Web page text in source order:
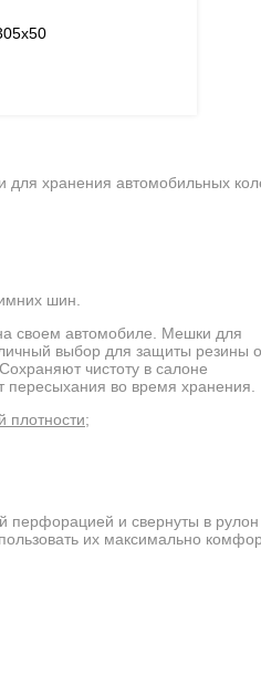
для хранения автомобильных
шин.
своем автомобиле. Мешки для
выбор для защиты резины
чистоту в салоне
во время хранения.
плотности;
перфорацией и свернуты в рулон
их максимально